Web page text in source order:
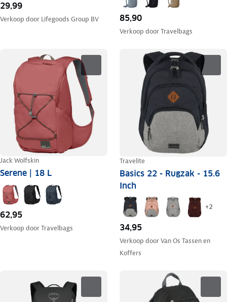
29,99
Verkoop door Lifegoods Group BV 85,90
Verkoop doorTravelbags
Jack Wolfskin
Serene | 18 L
62,95
Verkoop doorTravelbags
Travelite
Basics 22 - Rugzak - 15.6
Inch
+2
34,95
Verkoop doorVan Os Tassen en
Koffers